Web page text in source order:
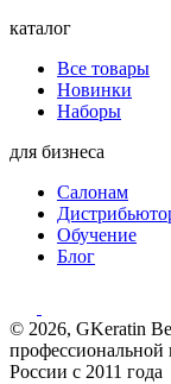
каталог
Все товары
Новинки
Наборы
для бизнеса
Салонам
Обучение
Блог
© 2026, GKeratin
профессиональной
России с 2011 года